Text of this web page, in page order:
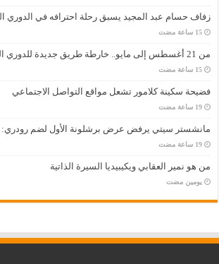
زفاف حسام عبد المجيد يسبق رحلة احترافه في الدوري
‏15 ساعة مضت
من 21 أغسطس إلى مايو.. خارطة طريق جديدة للدوري المصري
‏15 ساعة مضت
فضيحة سكينة كلامور تشعل مواقع التواصل الاجتماعي
‏19 ساعة مضت
مانشستر سيتي يرفض عرض برشلونة الأول لضم رودري:
‏19 ساعة مضت
من هو نمير العقابي ويكيبيديا السيرة الذاتية
‏يومين مضت